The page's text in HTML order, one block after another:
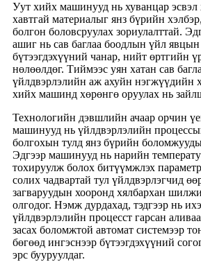
Уут хийх машинууд нь хуванцар эсвэл
хавтгай материалыг янз бүрийн
болгон боловсруулах зориулалттай.
ашиг нь сав баглаа боодлын үйл
бүтээгдэхүүний чанар, нийт өртгийн
нөлөөлдөг. Тиймээс уян хатан сав
үйлдвэрлэлийн аж ахуйн нэгжүүдийн
хийх машинд хөрөнгө оруулах нь
Технологийн дэвшлийн ачаар орчин
машинууд нь үйлдвэрлэлийн
болгохын тулд янз бүрийн
Эдгээр машинууд нь нарийн
тохируулж болох битүүмжлэх
солих чадвартай тул үйлдвэрлэгчид
загваруудын хооронд хялбархан
олгодог. Нэмж дурдахад, тэдгээр нь
үйлдвэрлэлийн процесст гарсан
засах боломжтой автомат системээр
бөгөөд ингэснээр бүтээгдэхүүний
эрс бууруулдаг.